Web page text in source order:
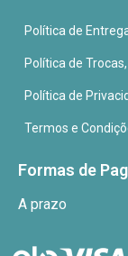
Política de
Política de
Política de
Termos e
Formas de
A prazo